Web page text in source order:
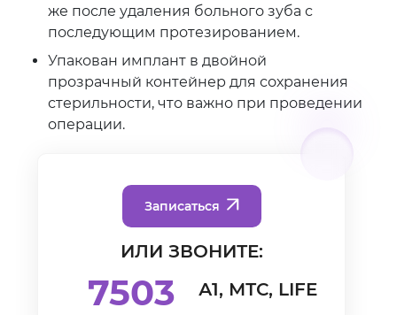
же после удаления больного зуба с
последующим протезированием.
Упакован имплант в двойной
прозрачный контейнер для сохранения
стерильности, что важно при проведении
операции.
Записаться
ИЛИ ЗВОНИТЕ:
7503 А1, МТС, LIFE